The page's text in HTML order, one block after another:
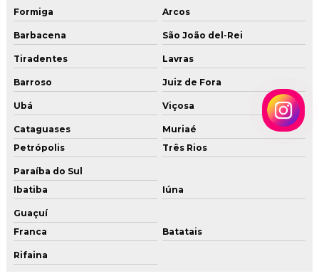
Tubulação de gas glp residencial
Tubulação de gas predial
Tubulação para gás residencial
Tubulação instalação gas
Vistoria gas
Formiga Arcos
Barbacena São João del-Rei
Tiradentes Lavras
Barroso Juiz de Fora
Ubá Viçosa
Cataguases
Muriaé
Petrópolis
Três Rios
Paraíba do Sul
Ibatiba
Iúna
Guaçuí
Franca
Batatais
Rifaina